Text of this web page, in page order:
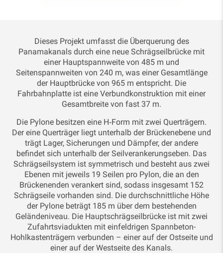
Dieses Projekt umfasst die Überquerung des
Panamakanals durch eine neue Schrägseilbrücke mit
einer Hauptspannweite von 485 m und
Seitenspannweiten von 240 m, was einer Gesamtlänge
der Hauptbrücke von 965 m entspricht. Die
Fahrbahnplatte ist eine Verbundkonstruktion mit einer
Gesamtbreite von fast 37 m.
Die Pylone besitzen eine H‑Form mit zwei Querträgern.
Der eine Querträger liegt unterhalb der Brückenebene und
trägt Lager, Sicherungen und Dämpfer, der andere
befindet sich unterhalb der Seilverankerungseben. Das
Schrägseilsystem ist symmetrisch und besteht aus zwei
Ebenen mit jeweils 19 Seilen pro Pylon, die an den
Brückenenden verankert sind, sodass insgesamt 152
Schrägseile vorhanden sind. Die durchschnittliche Höhe
der Pylone beträgt 185 m über dem bestehenden
Geländeniveau. Die Hauptschrägseilbrücke ist mit zwei
Zufahrtsviadukten mit einfeldrigen Spannbeton-
Hohlkastenträgern verbunden – einer auf der Ostseite und
einer auf der Westseite des Kanals.